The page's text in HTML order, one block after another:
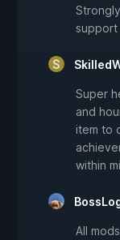
Super
and
item to
within
All